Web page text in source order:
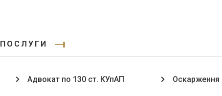
ПОСЛУГИ
Адвокат по 130 ст. КУпАП